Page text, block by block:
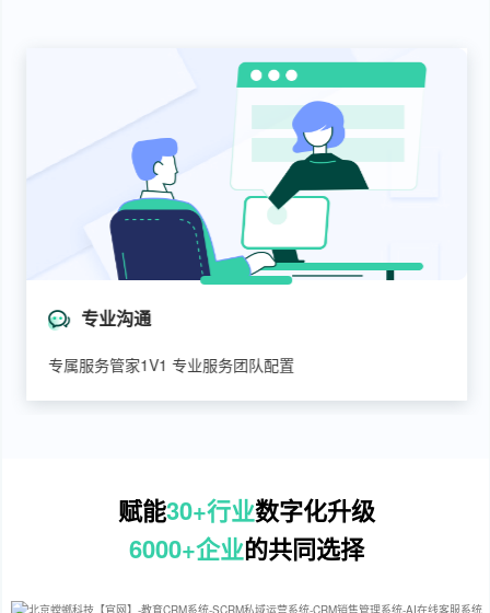
专业沟通
专属服务管家1V1 专业服务团队配置
赋能30+行业数字化升级
6000+企业的共同选择